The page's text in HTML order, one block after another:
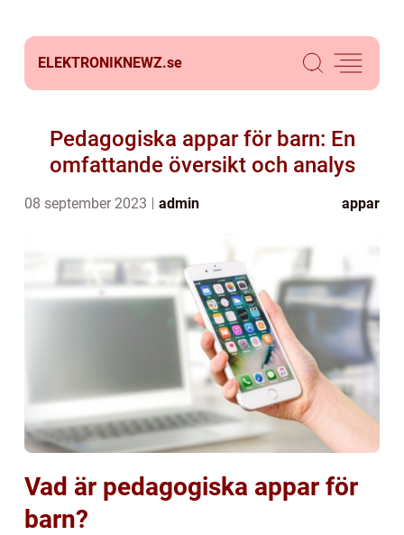
ELEKTRONIKNEWZ.se
Pedagogiska appar för barn: En
omfattande översikt och analys
08 september 2023 admin appar
Vad är pedagogiska appar för
barn?